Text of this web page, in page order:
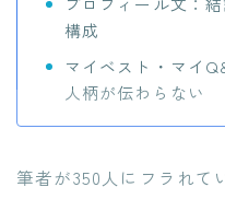
構成
マイベスト・マイ
人柄が伝わらない
筆者が350人にフラれて